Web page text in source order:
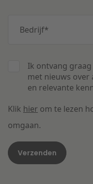
Bedrijf*
Ik ontvang
met nieuws over
en relevante
Klik hier om te lezen
omgaan.